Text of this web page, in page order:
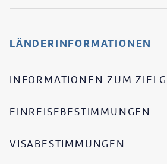
LÄNDERINFORMATIONEN
INFORMATIONEN ZUM
EINREISEBESTIMMUNGEN
VISABESTIMMUNGEN